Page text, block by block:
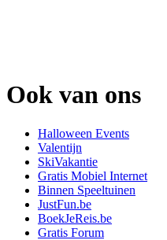
Ook van ons
Halloween Events
Valentijn
SkiVakantie
Gratis Mobiel Internet
Binnen Speeltuinen
JustFun.be
BoekJeReis.be
Gratis Forum